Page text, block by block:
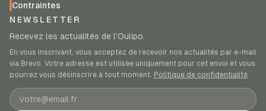
Contraintes
NEWSLETTER
Recevez les actualités de l’Oulipo.
En vous inscrivant, vous acceptez de recevoir nos actualités par e-mail
via Brevo. Votre adresse est utilisée uniquement pour cet envoi et vous
pourrez vous désinscrire à tout moment. Politique de confidentialité.
Adresse e-mail